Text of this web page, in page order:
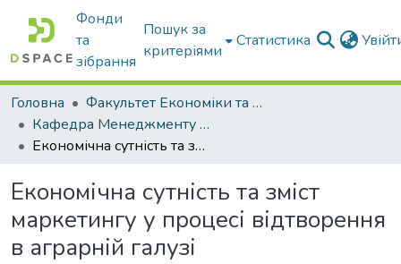
Фонди
та
зібрання
Пошук за
критеріями
Статистика
Головна
Факультет Економіки та бізнесу
Кафедра Менеджменту та публічного адміністрування
Економічна сутність та зміст маркетингу у процесі відтворення в аграрній галузі
Економічна сутність та зміст
маркетингу у процесі відтворення
в аграрній галузі